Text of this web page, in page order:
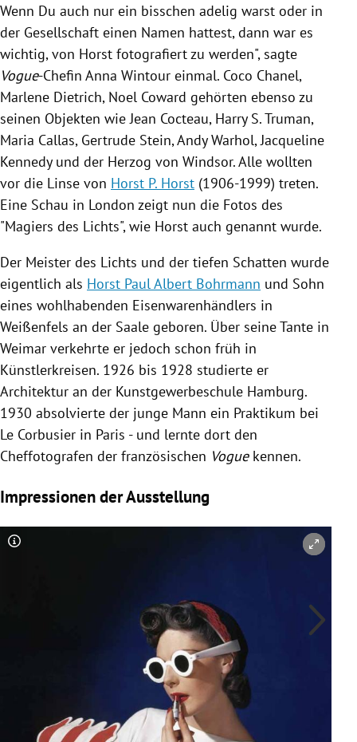
Untermenü
Wenn Du auch nur ein bisschen adelig warst oder in
der Gesellschaft einen Namen hattest, dann war es
wichtig, von Horst fotografiert zu werden", sagte
Vogue-Chefin Anna Wintour einmal. Coco Chanel,
Marlene Dietrich, Noel Coward gehörten ebenso zu
seinen Objekten wieJean Cocteau, Harry S. Truman,
Maria Callas, Gertrude Stein,Andy Warhol,Jacqueline
Kennedyund der Herzog von Windsor. Alle wollten
vor die Linse von Horst P. Horst (1906-1999) treten.
Eine Schau in London zeigt nun die Fotos des
"Magiers des Lichts", wie Horst auch genannt wurde.
Der Meister des Lichts und der tiefen Schatten wurde
eigentlich als Horst Paul Albert Bohrmann und Sohn
eines wohlhabenden Eisenwarenhändlers in
Weißenfels an der Saale geboren. Über seine Tante in
Weimar verkehrte er jedoch schon früh in
Künstlerkreisen. 1926 bis 1928 studierte er
Architektur an der Kunstgewerbeschule Hamburg.
1930 absolvierte der junge Mann ein Praktikum bei
Le Corbusier in Paris - und lernte dort den
Cheffotografen der französischen Vogue kennen.
Impressionen der Ausstellung
Copyright-Hinweis öffnen/schließen